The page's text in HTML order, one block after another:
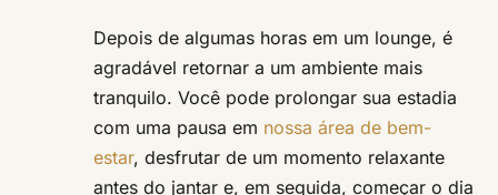
Depois de algumas horas em um lounge, é
agradável retornar a um ambiente mais
tranquilo. Você pode prolongar sua estadia
com uma pausa em nossa área de bem-
estar, desfrutar de um momento relaxante
antes do jantar e, em seguida, começar o dia